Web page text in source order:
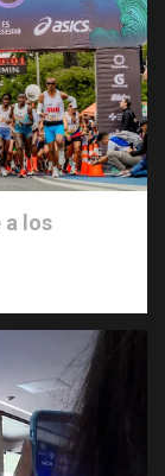
a los